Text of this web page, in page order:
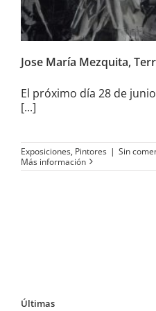
Jose María Mezquita,
El próximo día 28 de
[...]
Exposiciones, Pintores | Sin
Más información
Últimas